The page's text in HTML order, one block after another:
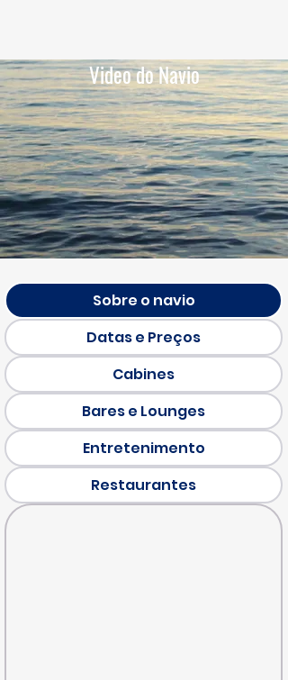
Video do Navio
Sobre o navio
Datas e Preços
Cabines
Bares e Lounges
Entretenimento
Restaurantes